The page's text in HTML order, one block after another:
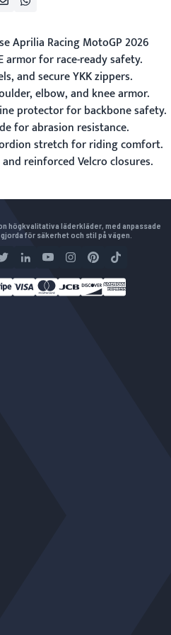
Aprilia Racing MotoGP 2026
for race-ready safety.
and secure YKK zippers.
elbow, and knee armor.
protector for backbone safety.
for abrasion resistance.
stretch for riding comfort.
reinforced Velcro closures.
högkvalitativa läderkläder, med anpassade
för säkerhet och stil på vägen.